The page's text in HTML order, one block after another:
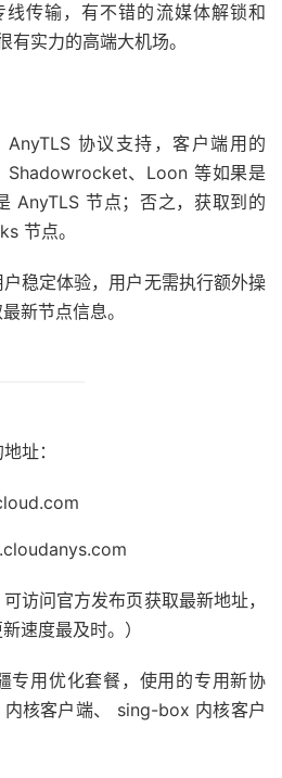
线传输，有不错的流媒体解锁和
实力的高端大机场。
协议支持，客户端用的
Shadowrocket、Loon 等如果是
AnyTLS 节点；否之，获取到的
节点。
稳定体验，用户无需执行额外操
新节点信息。
址：
访问官方发布页获取最新地址，
速度最及时。）
专用优化套餐，使用的专用新协
核客户端、 sing-box 内核客户